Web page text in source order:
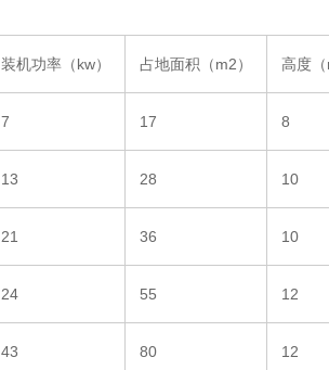
装机功率（kw） 占地面积（m2） 高度（
7 17 8
13 28 10
21 36 10
24 55 12
43 80 12